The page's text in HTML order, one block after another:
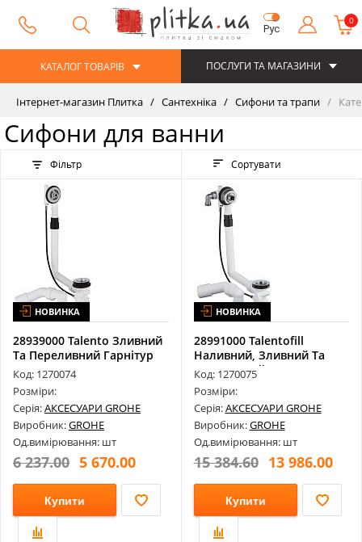
Рус
0
КАТАЛОГ ТОВАРІВ ПОСЛУГИ ТА МАГАЗИНИ
Інтернет-магазин Плитка Сантехніка Сифони та трапи
Сифони для ванни
Фільтр Сортувати
НОВИНКА
28939000 Talento Зливний
Та Переливний Гарнітур
Для ...
Код: 1270074
Розміри:
Серія:АКСЕСУАРИ GROHE
Виробник:GROHE
Од.вимірювання: шт
6 237.00 5 670.00
Купити
НОВИНКА
28991000 Talentofill
Наливний, Зливний Та
Переливний...
Код: 1270075
Розміри:
Серія:АКСЕСУАРИ GROHE
Виробник:GROHE
Од.вимірювання: шт
15 384.60 13 986.00
Купити